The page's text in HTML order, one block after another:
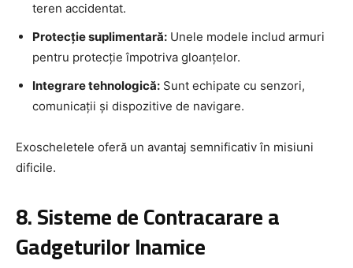
teren accidentat.
Protecție suplimentară: Unele modele includ armuri
pentru protecție împotriva gloanțelor.
Integrare tehnologică: Sunt echipate cu senzori,
comunicații și dispozitive de navigare.
Exoscheletele oferă un avantaj semnificativ în misiuni
dificile.
8. Sisteme de Contracarare a
Gadgeturilor Inamice